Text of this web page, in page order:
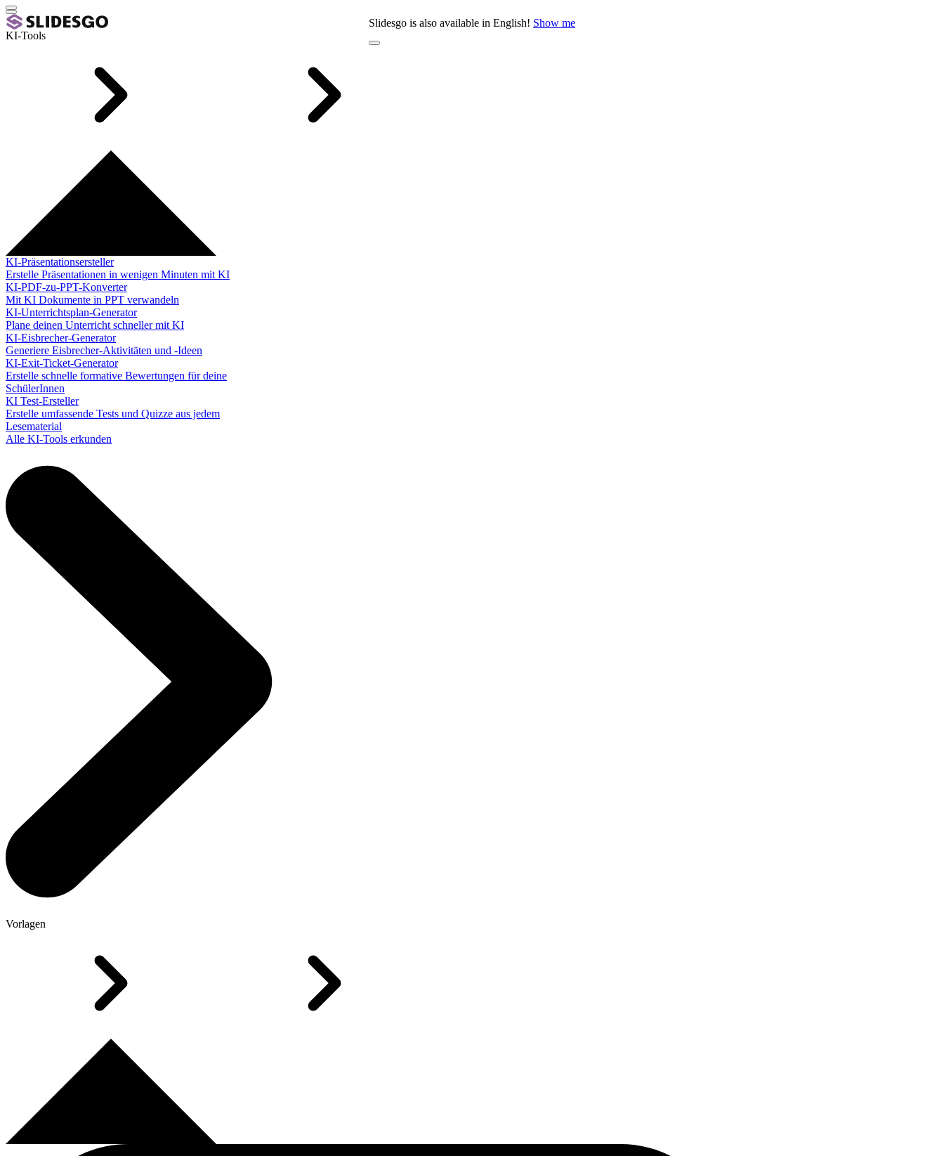
Slidesgo is also available in English! Show me
KI-Tools
KI-Präsentationsersteller
Erstelle Präsentationen in wenigen Minuten mit KI
KI-PDF-zu-PPT-Konverter
Mit KI Dokumente in PPT verwandeln
KI-Unterrichtsplan-Generator
Plane deinen Unterricht schneller mit KI
KI-Eisbrecher-Generator
Generiere Eisbrecher-Aktivitäten und -Ideen
KI-Exit-Ticket-Generator
Erstelle schnelle formative Bewertungen für deine
SchülerInnen
KI Test-Ersteller
Erstelle umfassende Tests und Quizze aus jedem
Lesematerial
Alle KI-Tools erkunden
Vorlagen